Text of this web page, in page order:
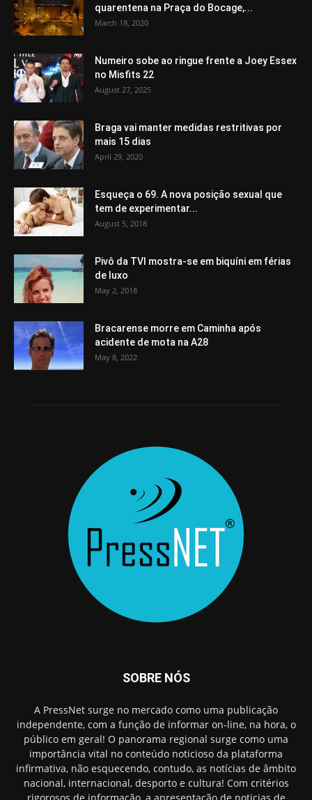
quarentena na Praça do Bocage,...
March 18, 2020
Numeiro sobe ao ringue frente a Joey Essex
no Misfits 22
August 27, 2025
Braga vai manter medidas restritivas por
mais 15 dias
April 29, 2020
Esqueça o 69. A nova posição sexual que
tem de experimentar...
August 5, 2018
Pivô da TVI mostra-se em biquíni em férias
de luxo
May 2, 2018
Bracarense morre em Caminha após
acidente de mota na A28
May 8, 2022
SOBRE NÓS
A PressNet surge no mercado como uma publicação
independente, com a função de informar on-line, na hora, o
público em geral! O panorama regional surge como uma
importância vital no conteúdo noticioso da plataforma
infirmativa, não esquecendo, contudo, as notícias de âmbito
nacional, internacional, desporto e cultura! Com critérios